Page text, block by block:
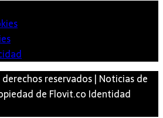
reservados | Noticias de
de Flovit.co Identidad